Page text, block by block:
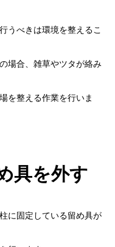
うべきは環境を整えるこ
場合、雑草やツタが絡み
を整える作業を行いま
具を外す
に固定している留め具が